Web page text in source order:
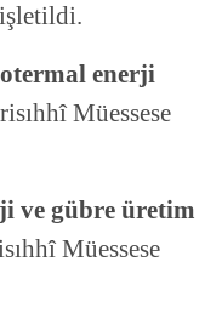
enerji
Müessese
ve gübre üretim
Müessese